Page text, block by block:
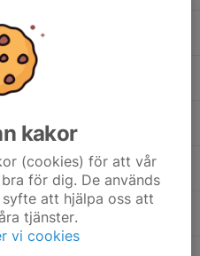
kakor
(cookies) för att vår
för dig. De används
att hjälpa oss att
tjänster.
vi cookies